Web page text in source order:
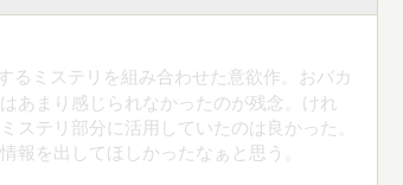
るミステリを組み合わせた意欲作。おバカ
あまり感じられなかったのが残念。けれ
ステリ部分に活用していたのは良かった。
報を出してほしかったなぁと思う。